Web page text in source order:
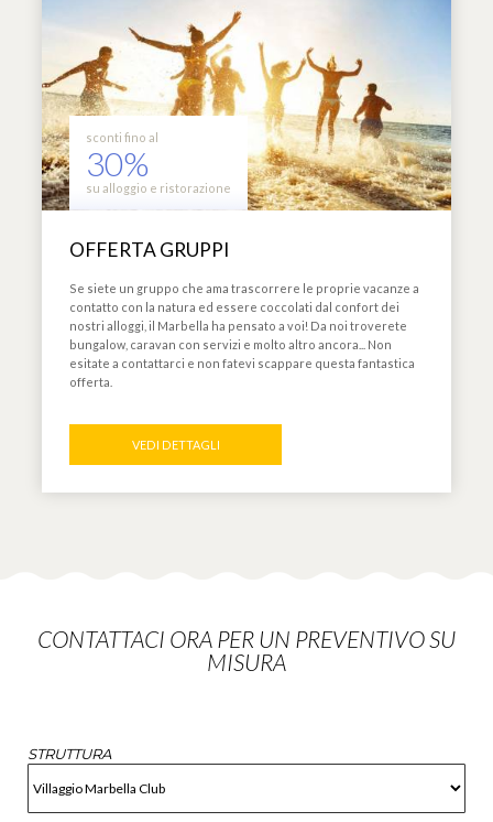
sconti fino al
30%
su alloggio e ristorazione
OFFERTA GRUPPI
Se siete un gruppo che ama trascorrere le proprie vacanze a
contatto con la natura ed essere coccolati dal confort dei
nostri alloggi, il Marbella ha pensato a voi! Da noi troverete
bungalow, caravan con servizi e molto altro ancora... Non
esitate a contattarci e non fatevi scappare questa fantastica
offerta.
VEDI DETTAGLI
CONTATTACI ORA PER UN PREVENTIVO SU
MISURA
STRUTTURA